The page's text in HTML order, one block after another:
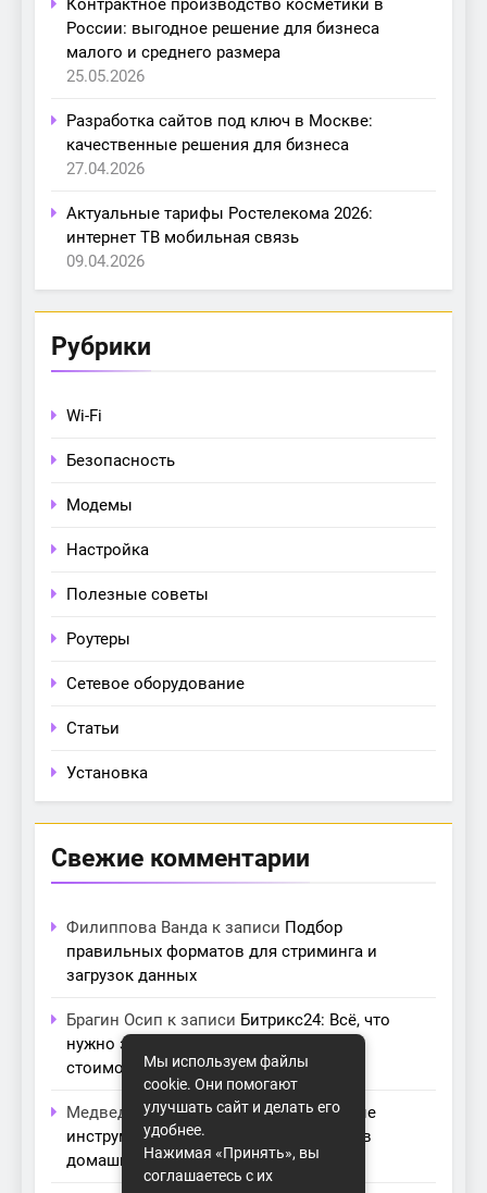
Контрактное производство косметики в
России: выгодное решение для бизнеса
малого и среднего размера
25.05.2026
Разработка сайтов под ключ в Москве:
качественные решения для бизнеса
27.04.2026
Актуальные тарифы Ростелекома 2026:
интернет ТВ мобильная связь
09.04.2026
Рубрики
Wi-Fi
Безопасность
Модемы
Настройка
Полезные советы
Роутеры
Сетевое оборудование
Статьи
Установка
Свежие комментарии
Филиппова Ванда к записи Подбор
правильных форматов для стриминга и
загрузок данных
Брагин Осип к записи Битрикс24: Всё, что
нужно знать о лицензиях, тарифах и
стоимости в компании Айтекс
Медведева Амалияк записиОсновные
инструменты для создания серверов в
домашних условиях
Мы используем файлы
cookie. Они помогают
улучшать сайт и делать его
удобнее.
Нажимая «Принять», вы
соглашаетесь с их